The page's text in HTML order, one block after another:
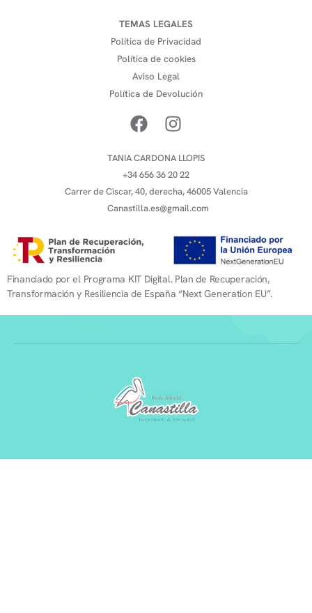
TEMAS LEGALES
Política de Privacidad
Política de cookies
Aviso Legal
Política de Devolución
TANIA CARDONA LLOPIS
+34 656 36 20 22
Carrer de Ciscar, 40, derecha, 46005 Valencia
Canastilla.es@gmail.com
Financiado por el Programa KIT Digital. Plan de Recuperación,
Transformación y Resiliencia de España “Next Generation EU”.